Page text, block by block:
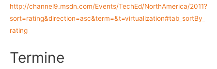
http://channel9.msdn.com/Events/TechEd/NorthAmerica/2011?
sort=rating&direction=asc&term=&t=virtualization#tab_sortBy_
rating
Termine